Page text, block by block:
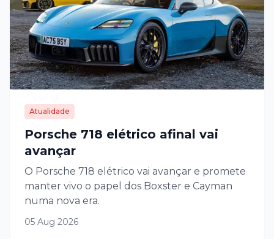
Atualidade
Porsche 718 elétrico afinal vai
avançar
O Porsche 718 elétrico vai avançar e promete
manter vivo o papel dos Boxster e Cayman
numa nova era.
05 Aug 2026